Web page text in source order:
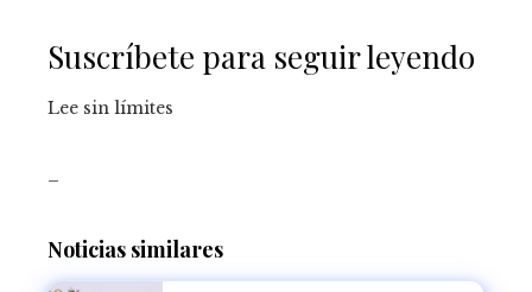
Suscríbete para seguir leyendo
Lee sin límites
Noticias similares